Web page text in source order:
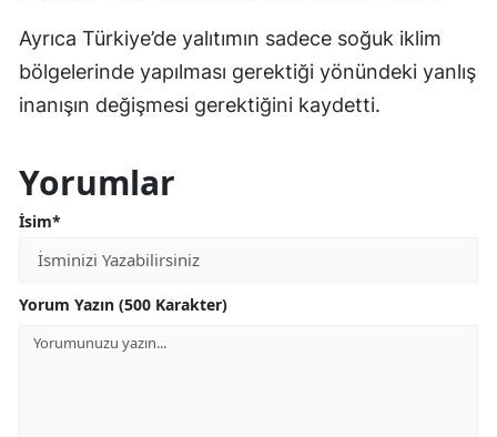
Ayrıca Türkiye’de yalıtımın sadece soğuk iklim
bölgelerinde yapılması gerektiği yönündeki yanlış
inanışın değişmesi gerektiğini kaydetti.
Yorumlar
İsim*
Yorum Yazın (500 Karakter)